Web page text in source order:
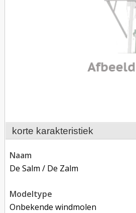
korte karakteristiek
naam
De Salm / De Zalm
modeltype
Onbekende windmolen